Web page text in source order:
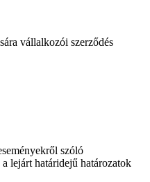
vállalkozói szerződés
szóló
lejárt határidejű határozatok